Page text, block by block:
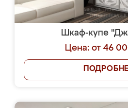
Шкаф-купе
Цена: от 46